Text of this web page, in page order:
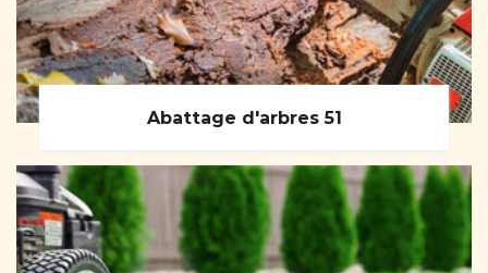
Abattage d'arbres 51